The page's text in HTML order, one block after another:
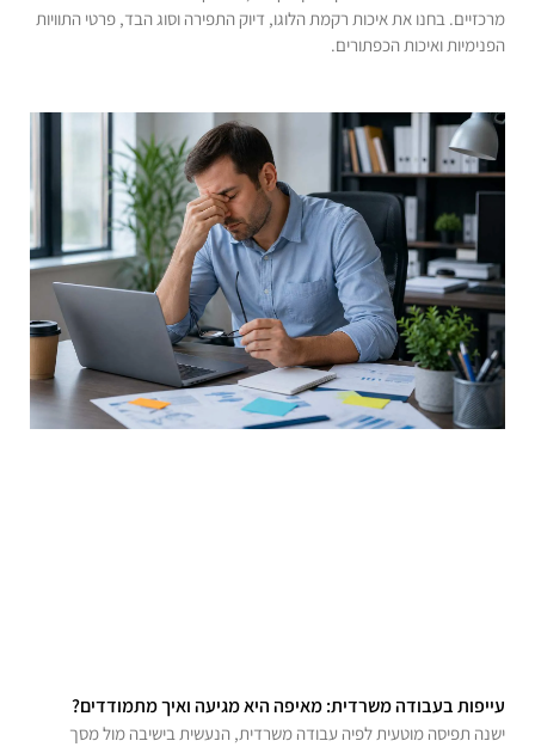
מרכזיים. בחנו את איכות רקמת הלוגו, דיוק התפירה וסוג הבד, פרטי התוויות
הפנימיות ואיכות הכפתורים.
עייפות בעבודה משרדית: מאיפה היא מגיעה ואיך מתמודדים?
ישנה תפיסה מוטעית לפיה עבודה משרדית, הנעשית בישיבה מול מסך